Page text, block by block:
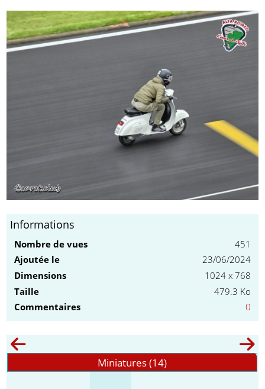
Informations
Nombre de vues
451
Ajoutée le
23/06/2024
Dimensions
1024 x 768
Taille
479.3 Ko
Commentaires
0
Miniatures (14)